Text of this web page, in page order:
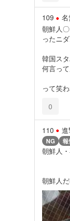
109 名
朝鮮人
ったニ
韓国ス
何言っ
って笑
0
110 進
NG 報
朝鮮人
朝鮮人